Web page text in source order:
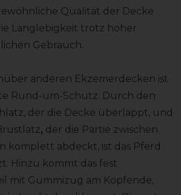
Qualität der Decke
Langlebigkeit trotz hoher
Gebrauch.
anderen Ekzemerdecken ist
Rund-um-Schutz. Durch den
der die Decke überlappt, und
, der die Partie zwischen
komplett abdeckt, ist das Pferd
Hinzu kommt das fest
mit Gummizug am Kopfende,